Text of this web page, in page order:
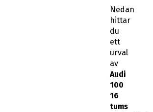
Nedan
hittar
du
ett
urval
av
Audi
100
16
tums